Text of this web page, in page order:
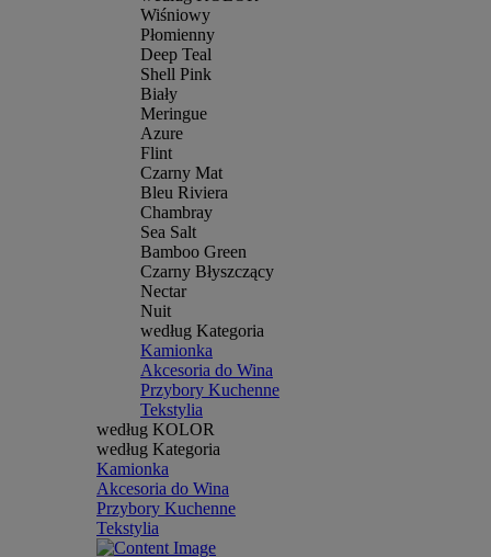
Wiśniowy
Płomienny
Deep Teal
Shell Pink
Biały
Meringue
Azure
Flint
Czarny Mat
Bleu Riviera
Chambray
Sea Salt
Bamboo Green
Czarny Błyszczący
Nectar
Nuit
według Kategoria
Kamionka
Akcesoria do Wina
Przybory Kuchenne
Tekstylia
według KOLOR
według Kategoria
Kamionka
Akcesoria do Wina
Przybory Kuchenne
Tekstylia